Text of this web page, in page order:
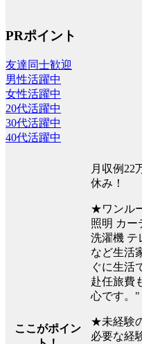
PRポイント
友達同士歓迎
男性活躍中
女性活躍中
20代活躍中
30代活躍中
40代活躍中
ここがポイン
月収例22
休み！
★ワンル
照明 カー
洗濯機 テ
など生活
ぐに生活
赴任旅費
心です。"
★未経験
必要な経